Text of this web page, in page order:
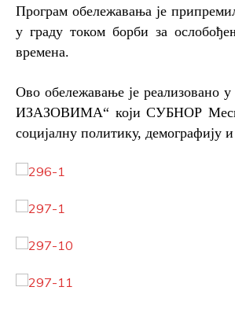
Програм обележавања је
у граду током борби за
времена.
Ово обележавање је
ИЗАЗОВИМА“ који СУБНОР Месне
социјалну политику, демографију